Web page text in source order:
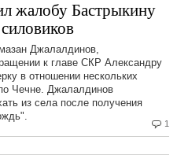
1
жалобу Бастрыкину
Джалалдинов,
к главе СКР Александру
в отношении нескольких
Чечне. Джалалдинов
из села после получения